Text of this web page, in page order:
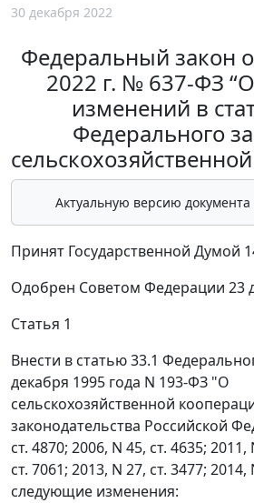
30 декабря 2022
Федеральный закон
2022 г. № 637-ФЗ
изменений в
Федерального
Актуальную версию документа
Принят Государственной Думой
Одобрен Советом Федерации 23
Статья 1
Внести в статью 33.1
декабря 1995 года N 193-ФЗ "О
сельскохозяйственной
законодательства Российской
ст. 4870; 2006, N 45, ст. 4635; 2011,
ст. 7061; 2013, N 27, ст. 3477; 2014,
следующие изменения: